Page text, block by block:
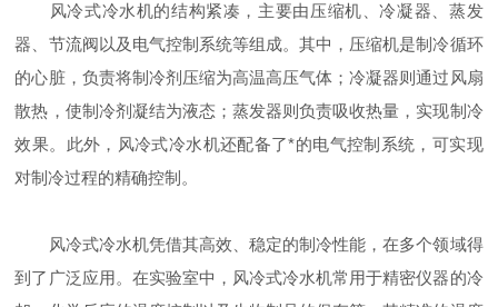
风冷式冷水机的结构紧凑，主要由压缩机、冷凝器、蒸发
器、节流阀以及电气控制系统等组成。其中，压缩机是制冷循环
的心脏，负责将制冷剂压缩为高温高压气体；冷凝器则通过风扇
散热，使制冷剂凝结为液态；蒸发器则负责吸收热量，实现制冷
效果。此外，风冷式冷水机还配备了*的电气控制系统，可实现
对制冷过程的精确控制。
风冷式冷水机凭借其高效、稳定的制冷性能，在多个领域得
到了广泛应用。在实验室中，风冷式冷水机常用于精密仪器的冷